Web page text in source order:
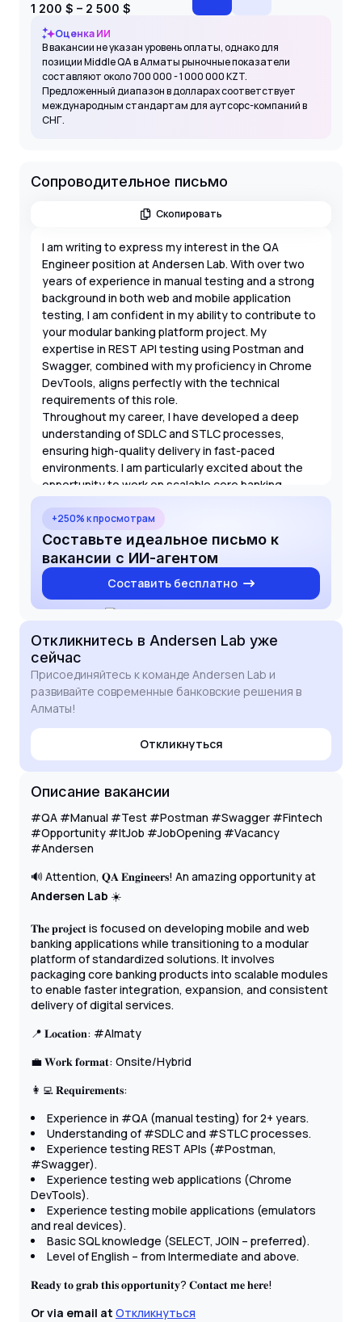
1 200 $ – 2 500 $
Оценка ИИ
В вакансии не указан уровень оплаты, однако для
позиции Middle QA в Алматы рыночные показатели
составляют около 700 000 - 1 000 000 KZT.
Предложенный диапазон в долларах соответствует
международным стандартам для аутсорс-компаний в
СНГ.
Сопроводительное письмо
Скопировать
I am writing to express my interest in the QA
Engineer position at Andersen Lab. With over two
years of experience in manual testing and a strong
background in both web and mobile application
testing, I am confident in my ability to contribute to
your modular banking platform project. My
expertise in REST API testing using Postman and
Swagger, combined with my proficiency in Chrome
DevTools, aligns perfectly with the technical
requirements of this role.
Throughout my career, I have developed a deep
understanding of SDLC and STLC processes,
ensuring high-quality delivery in fast-paced
environments. I am particularly excited about the
opportunity to work on scalable core banking
products and transition them into standardized
solutions. My Intermediate level of English and
basic SQL knowledge further support my ability to
collaborate effectively within your technical team
and handle complex data verification tasks.
+250% к просмотрам
Составьте идеальное письмо к
вакансии с ИИ-агентом
Составить бесплатно
Откликнитесь в Andersen Lab уже
сейчас
Присоединяйтесь к команде Andersen Lab и
развивайте современные банковские решения в
Алматы!
Откликнуться
Описание вакансии
#QA #Manual #Test #Postman #Swagger #Fintech
#Opportunity #ItJob #JobOpening #Vacancy
#Andersen
🔊 Attention, 𝐐𝐀 𝐄𝐧𝐠𝐢𝐧𝐞𝐞𝐫𝐬! An amazing opportunity at
Andersen Lab ☀️
𝐓𝐡𝐞 𝐩𝐫𝐨𝐣𝐞𝐜𝐭 is focused on developing mobile and web
banking applications while transitioning to a modular
platform of standardized solutions. It involves
packaging core banking products into scalable modules
to enable faster integration, expansion, and consistent
delivery of digital services.
📍 𝐋𝐨𝐜𝐚𝐭𝐢𝐨𝐧: #Almaty
💼 𝐖𝐨𝐫𝐤 𝐟𝐨𝐫𝐦𝐚𝐭: Onsite/Hybrid
👩‍💻 𝐑𝐞𝐪𝐮𝐢𝐫𝐞𝐦𝐞𝐧𝐭𝐬:
Experience in #QA (manual testing) for 2+ years.
Understanding of #SDLC and #STLC processes.
Experience testing REST APIs (#Postman,
#Swagger).
Experience testing web applications (Chrome
DevTools).
Experience testing mobile applications (emulators
and real devices).
Basic SQL knowledge (SELECT, JOIN – preferred).
Level of English – from Intermediate and above.
𝐑𝐞𝐚𝐝𝐲 𝐭𝐨 𝐠𝐫𝐚𝐛 𝐭𝐡𝐢𝐬 𝐨𝐩𝐩𝐨𝐫𝐭𝐮𝐧𝐢𝐭𝐲? 𝐂𝐨𝐧𝐭𝐚𝐜𝐭 𝐦𝐞 𝐡𝐞𝐫𝐞!
Or via email at Откликнуться